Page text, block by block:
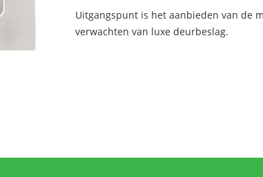
Uitgangspunt is het aanbieden van de
verwachten van luxe deurbeslag.